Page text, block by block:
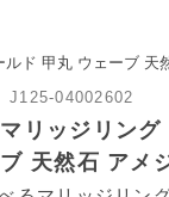
ド 甲丸 ウェーブ 天
J125-04002602
リッジリン
天然石 アメ